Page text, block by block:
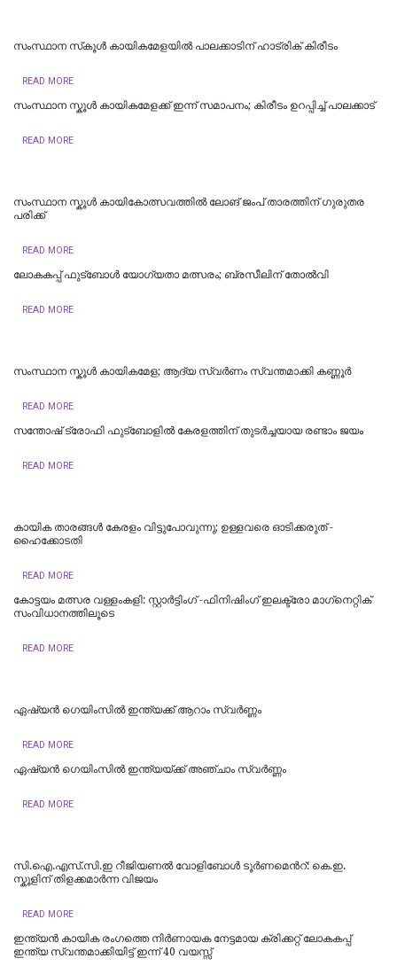
സംസ്ഥാന സ്‌കൂൾ കായികമേളയിൽ പാലക്കാടിന് ഹാട്രിക് കിരീടം
READ MORE
സംസ്ഥാന സ്കൂൾ കായികമേളക്ക് ഇന്ന് സമാപനം; കിരീടം ഉറപ്പിച്ച് പാലക്കാട്
READ MORE
സംസ്ഥാന സ്കൂൾ കായികോത്സവത്തിൽ ലോങ് ജംപ് താരത്തിന് ഗുരുതര
പരിക്ക്
READ MORE
ലോകകപ്പ് ഫുട്ബോൾ യോഗ്യതാ മത്സരം; ബ്രസീലിന് തോൽവി
READ MORE
സംസ്ഥാന സ്കൂൾ കായികമേള; ആദ്യ സ്വർണം സ്വന്തമാക്കി കണ്ണൂർ
READ MORE
സന്തോഷ് ട്രോഫി ഫുട്ബോളില്‍ കേരളത്തിന് തുടര്‍ച്ചയായ രണ്ടാം ജയം
READ MORE
കായിക താരങ്ങള്‍ കേരളം വിട്ടുപോവുന്നു; ഉള്ളവരെ ഓടിക്കരുത് -
ഹൈക്കോടതി
READ MORE
കോട്ടയം മത്സര വള്ളംകളി: സ്റ്റാര്‍ട്ടിംഗ് -ഫിനിഷിംഗ് ഇലക്ട്രോ മാഗ്‌നെറ്റിക്
സംവിധാനത്തിലൂടെ
READ MORE
ഏഷ്യൻ ഗെയിംസില്‍ ഇന്ത്യക്ക് ആറാം സ്വര്‍ണ്ണം
READ MORE
ഏഷ്യന്‍ ഗെയിംസില്‍ ഇന്ത്യയ്ക്ക് അഞ്ചാം സ്വര്‍ണ്ണം
READ MORE
സി.ഐ.എസ്.സി.ഇ റീജിയണല്‍ വോളിബോള്‍ ടൂര്‍ണമെന്‍റ്: കെ.ഇ.
സ്കൂളിന് തിളക്കമാര്‍ന്ന വിജയം
READ MORE
ഇന്ത്യന്‍ കായിക രംഗത്തെ നിര്‍ണായക നേട്ടമായ ക്രിക്കറ്റ് ലോകകപ്പ്
ഇന്ത്യ സ്വന്തമാക്കിയിട്ട് ഇന്ന് 40 വയസ്സ്